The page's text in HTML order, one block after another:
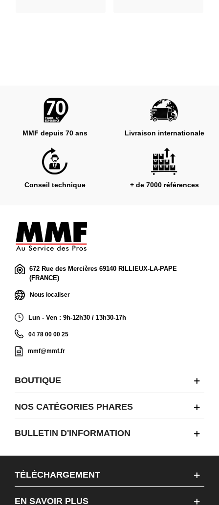
MMF depuis 70 ans Livraison internationale
Conseil technique + de 7000 références
672 Rue des Mercières 69140 RILLIEUX-LA-PAPE
(FRANCE)
Nous localiser
Lun - Ven : 9h-12h30 / 13h30-17h
04 78 00 00 25
mmf@mmf.fr
BOUTIQUE
NOS CATÉGORIES PHARES
BULLETIN D'INFORMATION
TÉLÉCHARGEMENT
EN SAVOIR PLUS